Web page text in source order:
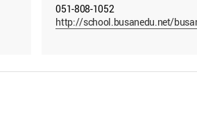
051-808-1052
http://school.busanedu.net/